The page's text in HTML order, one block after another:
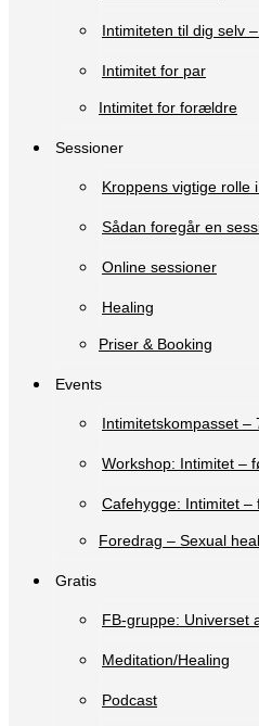
Intimiteten til dig selv
Intimitet for par
Intimitet for forældre
Sessioner
Kroppens vigtige rolle
Sådan foregår en
Online sessioner
Healing
Priser & Booking
Events
Intimitetskompasset –
Workshop: Intimitet –
Cafehygge: Intimitet
Foredrag – Sexual
Gratis
FB-gruppe: Universet
Meditation/Healing
Podcast